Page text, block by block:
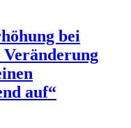
bei
Veränderung
auf“